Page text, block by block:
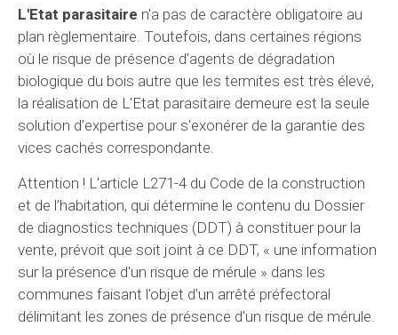
L'Etat parasitaire n'a pas de caractère obligatoire au
plan règlementaire. Toutefois, dans certaines régions
où le risque de présence d’agents de dégradation
biologique du bois autre que les termites est très élevé,
la réalisation de L'Etat parasitaire demeure est la seule
solution d’expertise pour s'exonérer de la garantie des
vices cachés correspondante.
Attention ! L’article L271-4 du Code de la construction
et de l’habitation, qui détermine le contenu du Dossier
de diagnostics techniques (DDT) à constituer pour la
vente, prévoit que soit joint à ce DDT, « une information
sur la présence d'un risque de mérule » dans les
communes faisant l’objet d’un arrêté préfectoral
délimitant les zones de présence d'un risque de mérule.